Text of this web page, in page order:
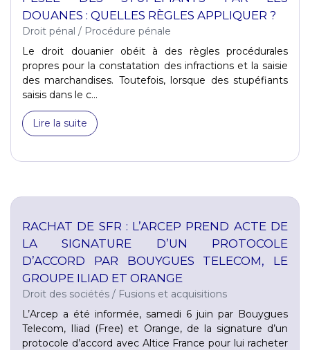
DOUANES : QUELLES RÈGLES APPLIQUER ?
Droit pénal / Procédure pénale
Le droit douanier obéit à des règles procédurales
propres pour la constatation des infractions et la saisie
des marchandises. Toutefois, lorsque des stupéfiants
saisis dans le c...
Lire la suite
RACHAT DE SFR : L’ARCEP PREND ACTE DE
LA SIGNATURE D’UN PROTOCOLE
D’ACCORD PAR BOUYGUES TELECOM, LE
GROUPE ILIAD ET ORANGE
Droit des sociétés / Fusions et acquisitions
L’Arcep a été informée, samedi 6 juin par Bouygues
Telecom, Iliad (Free) et Orange, de la signature d’un
protocole d’accord avec Altice France pour lui racheter